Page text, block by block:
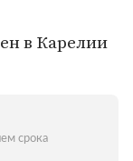
в Карелии
срока